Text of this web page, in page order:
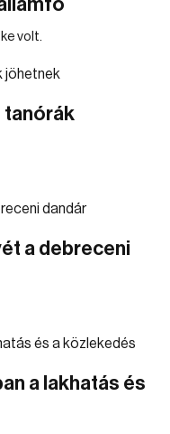
volt.
tanórák
a debreceni
a lakhatás és